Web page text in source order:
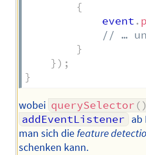
{
			event
.
// …
}
}) ;
}
wobei querySelector ()
addEventListener ab
man sich diefeature
schenken kann.